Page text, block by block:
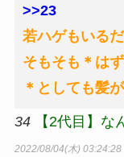
>>23
若ハゲもいる
そもそも＊は
＊としても髪
34 【2代目】な︎︎︎︎
2022/08/04(木) 03:24:28